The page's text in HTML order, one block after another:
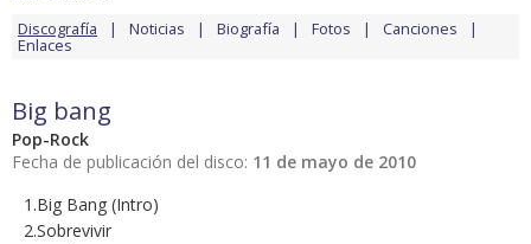
Discografía Noticias Biografía Fotos Canciones
Enlaces
Big bang
Pop-Rock
Fecha de publicación del disco: 11 de mayo de 2010
1.Big Bang (Intro)
2.Sobrevivir